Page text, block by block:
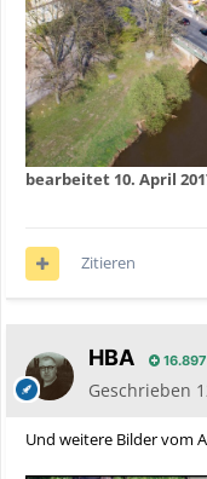
bearbeitet 10. April
Zitieren
HBA 16.897
Geschrieben
Und weitere Bilder vom